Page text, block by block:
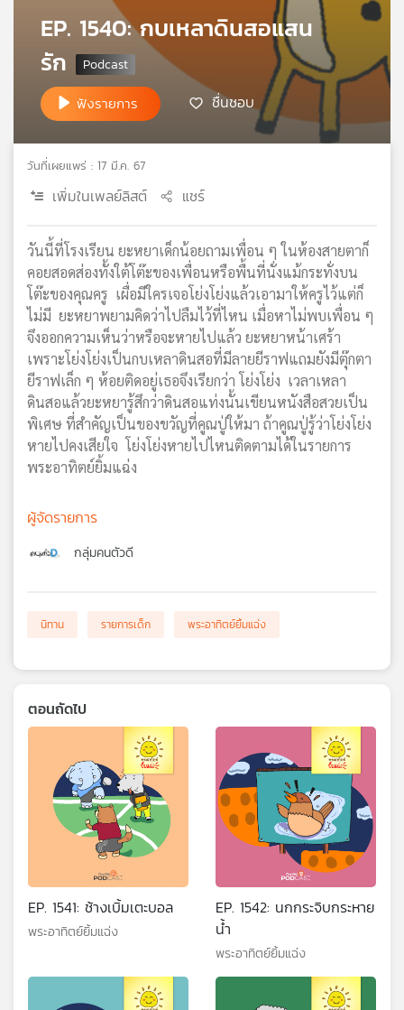
ไทย
เอส
แผนที่
วิทยุ
เครือ
ข่าย
EP. 1540: กบเหลาดินสอแสน
รัก
ฟังรายการ ชื่นชอบ
วันที่เผยแพร่ : 17 มี.ค. 67
เพิ่มในเพลย์ลิสต์ แชร์
วันนี้ที่โรงเรียน ยะหยาเด็กน้อยถามเพื่อน ๆ ในห้องสายตาก็
คอยสอดส่องทั้งใต้โต๊ะของเพื่อนหรือพื้นที่นั่งแม้กระทั่งบน
โต๊ะของคุณครู เผื่อมีใครเจอโย่งโย่งแล้วเอามาให้ครูไว้แต่ก็
ไม่มี ยะหยาพยามคิดว่าไปลืมไว้ที่ไหน เมื่อหาไม่พบเพื่อน ๆ
จึงออกความเห็นว่าหรือจะหายไปแล้ว ยะหยาหน้าเศร้า
เพราะโย่งโย่งเป็นกบเหลาดินสอที่มีลายยีราฟแถมยังมีตุ๊กตา
ยีราฟเล็ก ๆ ห้อยติดอยู่เธอจึงเรียกว่า โย่งโย่ง เวลาเหลา
ดินสอแล้วยะหยารู้สึกว่าดินสอแท่งนั้นเขียนหนังสือสวยเป็น
พิเศษ ที่สำคัญเป็นของขวัญที่คูณปู่ให้มา ถ้าคูณปู่รู้ว่าโย่งโย่ง
หายไปคงเสียใจ โย่งโย่งหายไปไหนติดตามได้ในรายการ
พระอาทิตย์ยิ้มแฉ่ง
ผู้จัดรายการ
กลุ่มคนตัวดี
นิทาน รายการเด็ก พระอาทิตย์ยิ้มแฉ่ง
ตอนถัดไป
EP. 1541: ช้างเบิ้มเตะบอล
พระอาทิตย์ยิ้มแฉ่ง
EP. 1542: นกกระจิบกระหาย
น้ำ
พระอาทิตย์ยิ้มแฉ่ง